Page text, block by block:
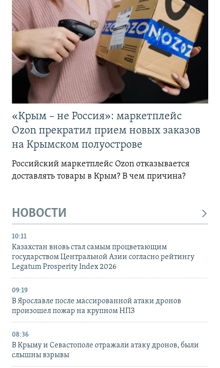
«Крым – не Россия»: маркетплейс
Ozon прекратил прием новых заказов
на Крымском полуострове
Российский маркетплейс Ozon отказывается
доставлять товары в Крым? В чем причина?
НОВОСТИ
10:11
Казахстан вновь стал самым процветающим
государством Центральной Азии согласно рейтингу
Legatum Prosperity Index 2026
09:19
В Ярославле после массированной атаки дронов
произошел пожар на крупном НПЗ
08:36
В Крыму и Севастополе отражали атаку дронов, были
слышны взрывы